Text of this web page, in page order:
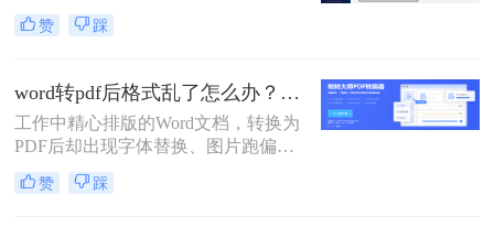
保文档格式稳定、防止篡改，同时便
于跨平台共享与打印。那么word怎么
告干扰的转换方案，精选3种被百度
搜索收录率高的方法。每个步骤均经
实测验证，附带操作图标指引，助你
10分钟内搞定转换，避免踩坑！
赞 踩
word转pdf后格式乱了怎么办？5种高效修复方法（2026实测指南）
工作中精心排版的Word文档，转换为
PDF后却出现字体替换、图片跑偏、
表格错位、页数增多等"排版灾难"，
不仅影响专业形象，更可能因格式问
赞 踩